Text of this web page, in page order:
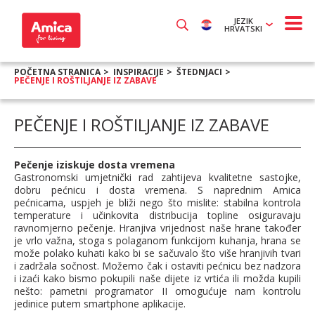
JEZIK
HRVATSKI
POČETNA STRANICA INSPIRACIJE ŠTEDNJACI
PEČENJE I ROŠTILJANJE IZ ZABAVE
PEČENJE I ROŠTILJANJE IZ ZABAVE
Pečenje iziskuje dosta vremena
Gastronomski umjetnički rad zahtijeva kvalitetne sastojke,
dobru pećnicu i dosta vremena. S naprednim Amica
pećnicama, uspjeh je bliži nego što mislite: stabilna kontrola
temperature i učinkovita distribucija topline osiguravaju
ravnomjerno pečenje. Hranjiva vrijednost naše hrane također
je vrlo važna, stoga s polaganom funkcijom kuhanja, hrana se
može polako kuhati kako bi se sačuvalo što više hranjivih tvari
i zadržala sočnost. Možemo čak i ostaviti pećnicu bez nadzora
i izaći kako bismo pokupili naše dijete iz vrtića ili možda kupili
nešto: pametni programator II omogućuje nam kontrolu
jedinice putem smartphone aplikacije.